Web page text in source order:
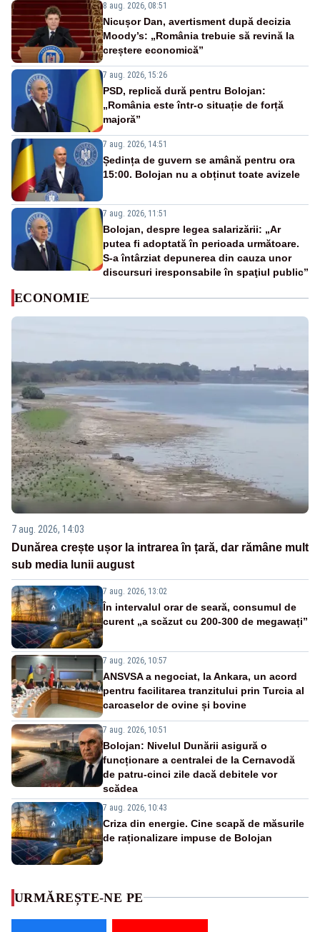
8 aug. 2026, 08:51
Nicușor Dan, avertisment după decizia
Moody’s: „România trebuie să revină la
creștere economică”
7 aug. 2026, 15:26
PSD, replică dură pentru Bolojan:
„România este într-o situație de forță
majoră”
7 aug. 2026, 14:51
Ședința de guvern se amână pentru ora
15:00. Bolojan nu a obținut toate avizele
7 aug. 2026, 11:51
Bolojan, despre legea salarizării: „Ar
putea fi adoptată în perioada următoare.
S-a întârziat depunerea din cauza unor
discursuri iresponsabile în spaţiul public”
ECONOMIE
7 aug. 2026, 14:03
Dunărea crește ușor la intrarea în țară, dar rămâne mult
sub media lunii august
7 aug. 2026, 13:02
În intervalul orar de seară, consumul de
curent „a scăzut cu 200-300 de megawați”
7 aug. 2026, 10:57
ANSVSA a negociat, la Ankara, un acord
pentru facilitarea tranzitului prin Turcia al
carcaselor de ovine și bovine
7 aug. 2026, 10:51
Bolojan: Nivelul Dunării asigură o
funcționare a centralei de la Cernavodă
de patru-cinci zile dacă debitele vor
scădea
7 aug. 2026, 10:43
Criza din energie. Cine scapă de măsurile
de raționalizare impuse de Bolojan
URMĂREȘTE-NE PE